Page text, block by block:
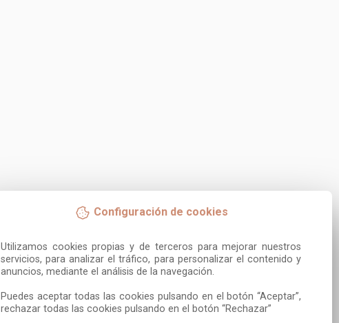
Configuración de cookies
Utilizamos cookies propias y de terceros para mejorar nuestros
servicios, para analizar el tráfico, para personalizar el contenido y
anuncios, mediante el análisis de la navegación.
Puedes aceptar todas las cookies pulsando en el botón “Aceptar”,
rechazar todas las cookies pulsando en el botón “Rechazar”